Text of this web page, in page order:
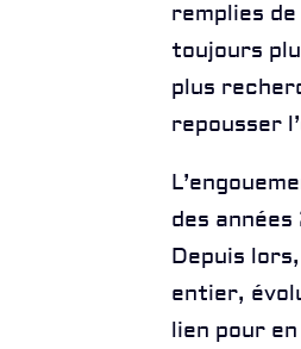
remplies
toujours
plus
repousser
des
Depuis
entier,
lien pour